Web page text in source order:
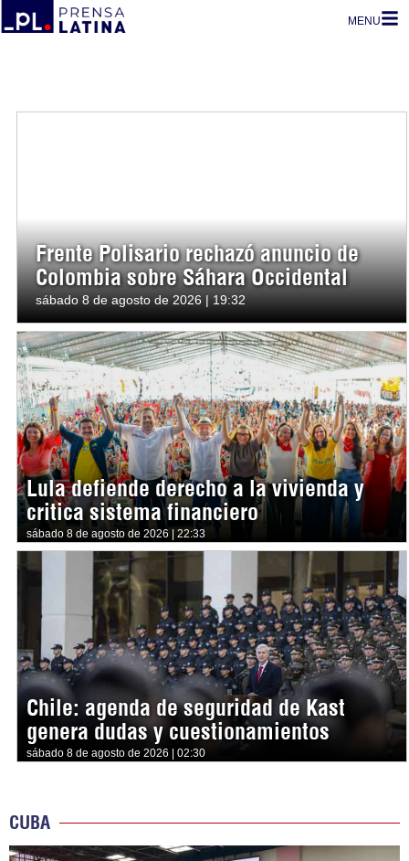
MENU
Frente Polisario rechazó anuncio de
Colombia sobre Sáhara Occidental
sábado 8 de agosto de 2026 | 19:32
Lula defiende derecho a la vivienda y
critica sistema financiero
sábado 8 de agosto de 2026 | 22:33
Chile: agenda de seguridad de Kast
genera dudas y cuestionamientos
sábado 8 de agosto de 2026 | 02:30
CUBA